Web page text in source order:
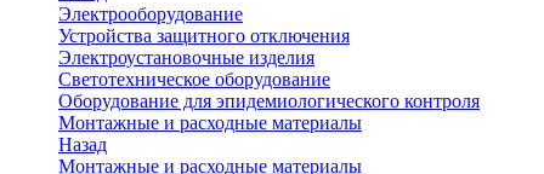
Электрооборудование
Устройства защитного отключения
Электроустановочные изделия
Светотехническое оборудование
Оборудование для эпидемиологического контроля
Монтажные и расходные материалы
Назад
Монтажные и расходные материалы